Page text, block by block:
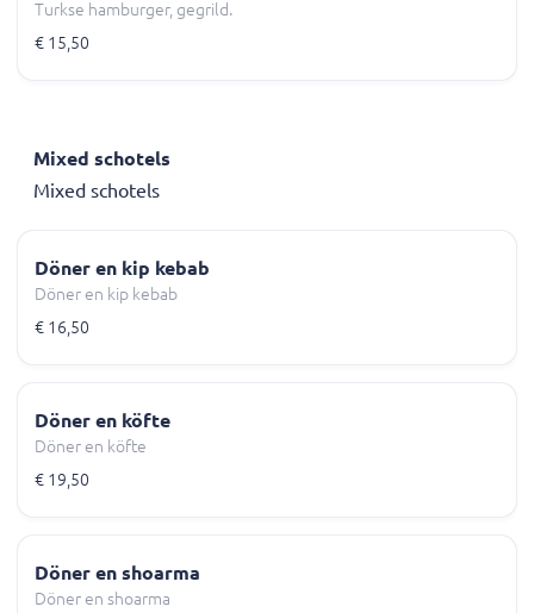
Turkse hamburger, gegrild.
€ 15,50
Mixed schotels
Mixed schotels
Döner en kip kebab
Döner en kip kebab
€ 16,50
Döner en köfte
Döner en köfte
€ 19,50
Döner en shoarma
Döner en shoarma